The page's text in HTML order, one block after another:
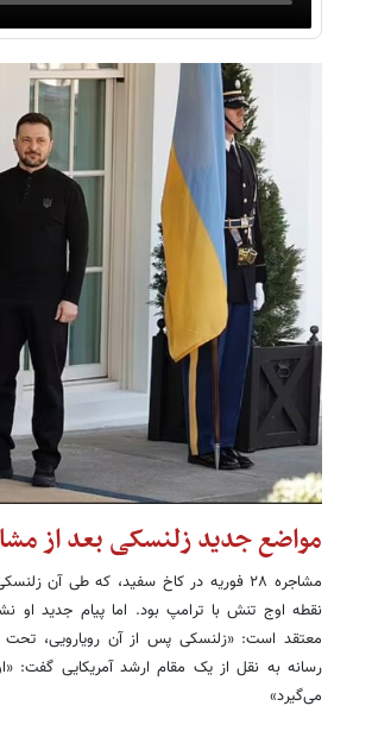
مواضع جدید زلنسکی بعد از
مشاجره ۲۸ فوریه در کاخ سفید، که طی آن
نقطه اوج تنش با ترامپ بود. اما پیام جدید او
معتقد است: «زلنسکی پس از آن رویارویی،
رسانه به نقل از یک مقام ارشد آمریکایی گفت:
می‌گیرد»